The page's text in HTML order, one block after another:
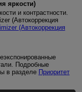
яркости)
и контрастности.
(Автокоррекция
(Автокоррекция
Подробные
в разделе Приоритет